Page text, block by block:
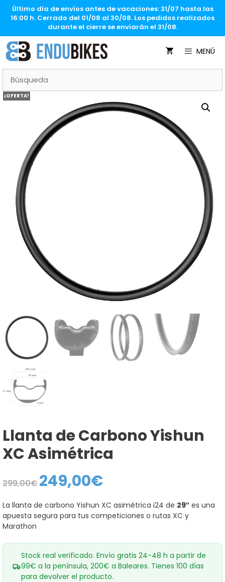
SaltarÚltimo día de envíos antes de vacaciones: 31/07 hasta las
16:00 h. Cerrado del 01/08 al 30/08. Los pedidos realizados
durante el cierre se enviarán el 31/08.
MENÚ
¡OFERTA!
Llanta de Carbono Yishun
XC Asimétrica
299,00€
El
precio
299,00€.
249,00€El
precio
es:
249,00€.
La llanta de carbono Yishun XC asimétrica i24 de 29″ es una
apuesta segura para tus competiciones o rutas XC y
Marathon
Stock real verificado. Envío gratis 24-48 h a partir de
99€ a la península, 200€ a Baleares. Tienes 100 días
para devolver el producto.